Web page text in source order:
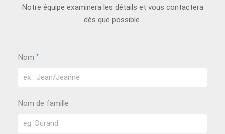
Notre équipe examinera les détails et vous contactera
dès que possible.
Nom *
Nom de famille